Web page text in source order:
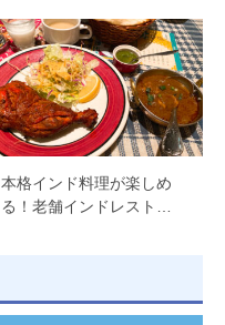
本格インド料理が楽しめ
る！老舗インドレスト…